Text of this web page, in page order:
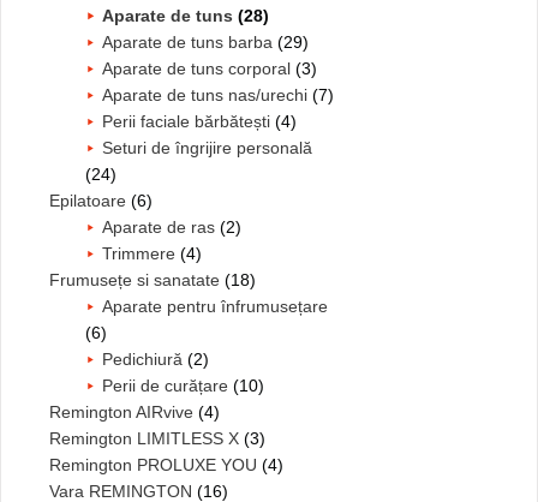
Aparate de tuns (28)
Aparate de tuns barba (29)
Aparate de tuns corporal (3)
Aparate de tuns nas/urechi (7)
Perii faciale bărbătești (4)
Seturi de îngrijire personală
(24)
Epilatoare (6)
Aparate de ras (2)
Trimmere (4)
Frumusețe si sanatate (18)
Aparate pentru înfrumusețare
(6)
Pedichiură (2)
Perii de curățare (10)
Remington AIRvive (4)
Remington LIMITLESS X (3)
Remington PROLUXE YOU (4)
Vara REMINGTON (16)